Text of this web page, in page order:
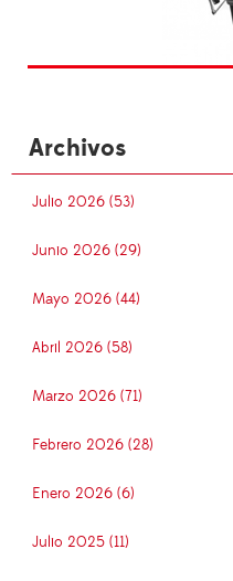
Archivos
Julio 2026 (53)
Junio 2026 (29)
Mayo 2026 (44)
Abril 2026 (58)
Marzo 2026 (71)
Febrero 2026 (28)
Enero 2026 (6)
Julio 2025 (11)